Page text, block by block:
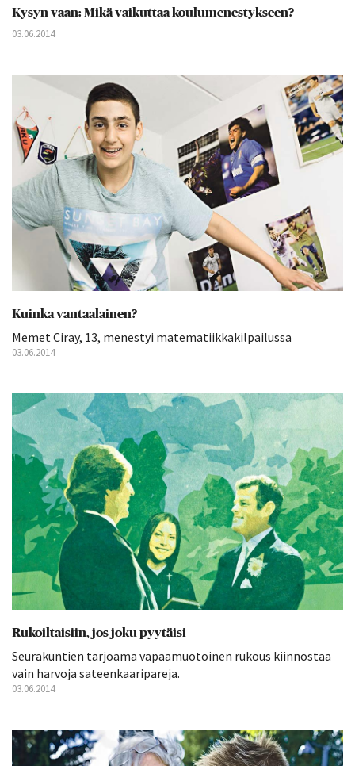
Kysyn vaan: Mikä vaikuttaa koulumenestykseen?
03.06.2014
Kuinka vantaalainen?
Memet Ciray, 13, menestyi matematiikkakilpailussa
03.06.2014
Rukoiltaisiin, jos joku pyytäisi
Seurakuntien tarjoama vapaamuotoinen rukous kiinnostaa
vain harvoja sateenkaaripareja.
03.06.2014